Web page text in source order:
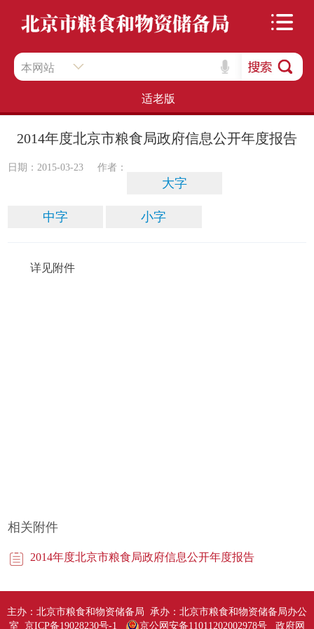
本网站
适老版
2014年度北京市粮食局政府信息公开年度报告
日期：2015-03-23 作者：
大字
中字 小字
详见附件
相关附件
2014年度北京市粮食局政府信息公开年度报告
主办：北京市粮食和物资储备局 承办：北京市粮食和物资储备局办公
室 京ICP备19028230号-1
京公网安备11011202002978号政府网